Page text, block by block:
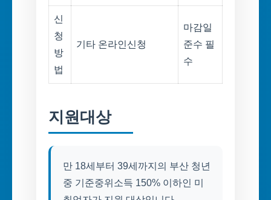
신
청
방
법
기타 온라인신청
마감일
준수 필
수
지원대상
만 18세부터 39세까지의 부산 청년
중 기준중위소득 150% 이하인 미